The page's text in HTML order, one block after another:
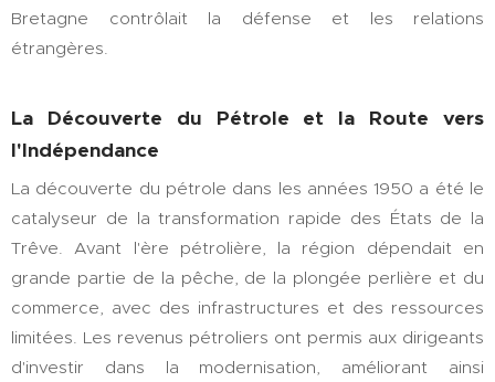
Bretagne contrôlait la défense et les relations
étrangères.
La Découverte du Pétrole et la Route vers
l'Indépendance
La découverte du pétrole dans les années 1950 a été le
catalyseur de la transformation rapide des États de la
Trêve. Avant l'ère pétrolière, la région dépendait en
grande partie de la pêche, de la plongée perlière et du
commerce, avec des infrastructures et des ressources
limitées. Les revenus pétroliers ont permis aux dirigeants
d'investir dans la modernisation, améliorant ainsi